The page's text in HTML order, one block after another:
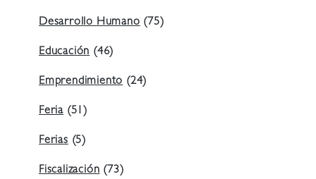
Desarrollo Humano(75)
Educación(46)
Emprendimiento(24)
Feria (51)
Ferias(5)
Fiscalización(73)